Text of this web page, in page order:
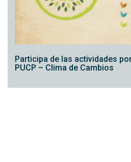
Participa de las actividades
PUCP – Clima de Cambios